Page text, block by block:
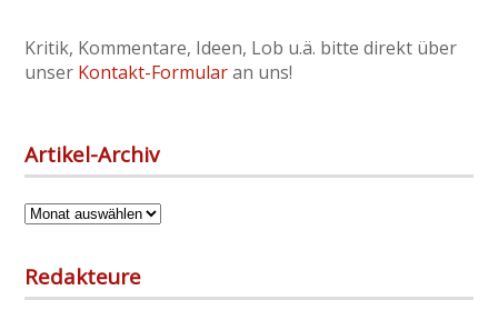
Kritik, Kommentare, Ideen, Lob u.ä. bitte direkt über
unser Kontakt-Formularan uns!
Artikel-Archiv
Artikel-
Redakteure